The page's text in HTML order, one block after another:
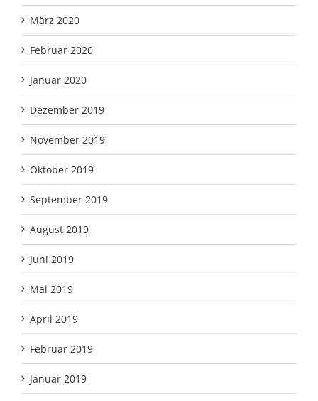
März 2020
Februar 2020
Januar 2020
Dezember 2019
November 2019
Oktober 2019
September 2019
August 2019
Juni 2019
Mai 2019
April 2019
Februar 2019
Januar 2019